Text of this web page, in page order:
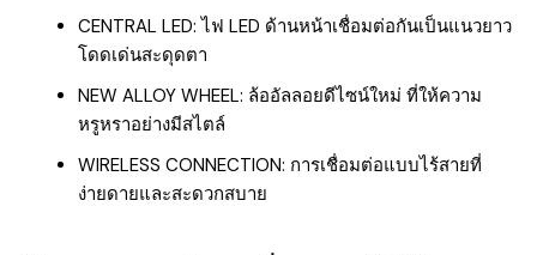
CENTRAL LED: ไฟ LED ด้านหน้าเชื่อมต่อกันเป็นแนวยาว
โดดเด่นสะดุดตา
NEW ALLOY WHEEL: ล้ออัลลอยดีไซน์ใหม่ ที่ให้ความ
หรูหราอย่างมีสไตล์
WIRELESS CONNECTION: การเชื่อมต่อแบบไร้สายที่
ง่ายดายและสะดวกสบาย